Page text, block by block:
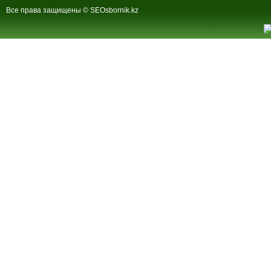
Все права защищены © SEOsbornik.kz